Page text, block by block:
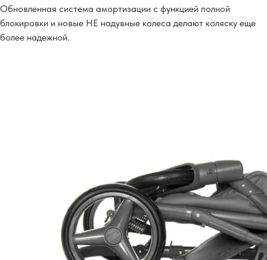
Обновленная система амортизации с функцией полной
блокировки и новые НЕ надувные колеса делают коляску еще
более надежной.